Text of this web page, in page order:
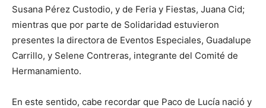
Susana Pérez Custodio, y de Feria y Fiestas, Juana Cid;
mientras que por parte de Solidaridad estuvieron
presentes la directora de Eventos Especiales, Guadalupe
Carrillo, y Selene Contreras, integrante del Comité de
Hermanamiento.
En este sentido, cabe recordar que Paco de Lucía nació y